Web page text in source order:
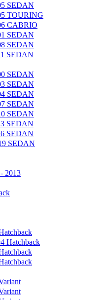
SEDAN
TOURING
CABRIO
SEDAN
SEDAN
SEDAN
SEDAN
SEDAN
SEDAN
SEDAN
SEDAN
SEDAN
SEDAN
SEDAN
2013
Hatchback